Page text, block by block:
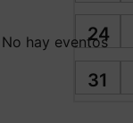
24
31
No hay eventos